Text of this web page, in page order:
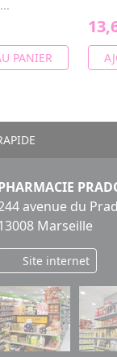
PANIER
avenue du
Marseille
Site internet